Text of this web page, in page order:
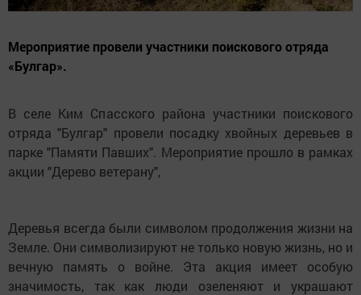
Мероприятие провели участники поискового отряда
«Булгар».
В селе Ким Спасского района участники поискового
отряда "Булгар" провели посадку хвойных деревьев в
парке "Памяти Павших". Мероприятие прошло в рамках
акции "Дерево ветерану",
Деревья всегда были символом продолжения жизни на
Земле. Они символизируют не только новую жизнь, но и
вечную память о войне. Эта акция имеет особую
значимость, так как люди озеленяют и украшают